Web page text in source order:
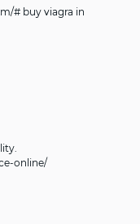
# buy viagra in
online/